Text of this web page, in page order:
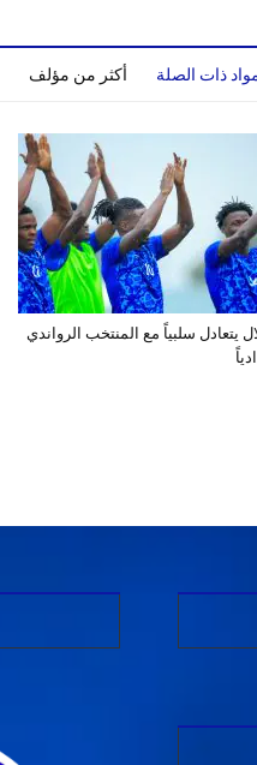
ذات الصلة أكثر من مؤلف
يتعادل سلبياً مع المنتخب الرواندي